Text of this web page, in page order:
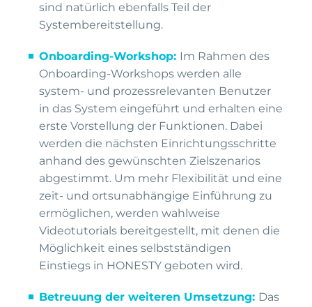
sind natürlich ebenfalls Teil der
Systembereitstellung.
Onboarding-Workshop: Im Rahmen des
Onboarding-Workshops werden alle
system- und prozessrelevanten Benutzer
in das System eingeführt und erhalten eine
erste Vorstellung der Funktionen. Dabei
werden die nächsten Einrichtungsschritte
anhand des gewünschten Zielszenarios
abgestimmt. Um mehr Flexibilität und eine
zeit- und ortsunabhängige Einführung zu
ermöglichen, werden wahlweise
Videotutorials bereitgestellt, mit denen die
Möglichkeit eines selbstständigen
Einstiegs in HONESTY geboten wird.
Betreuung der weiteren Umsetzung: Das